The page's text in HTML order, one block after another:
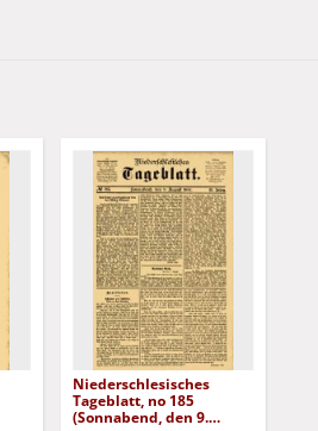
Niederschlesisches
Tageblatt, no 185
(Sonnabend, den 9.